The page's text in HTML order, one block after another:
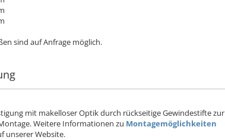
sind auf Anfrage möglich.
mit makelloser Optik durch rückseitige Gewindestifte zur
Weitere Informationen zu Montagemöglichkeiten
unserer Website.